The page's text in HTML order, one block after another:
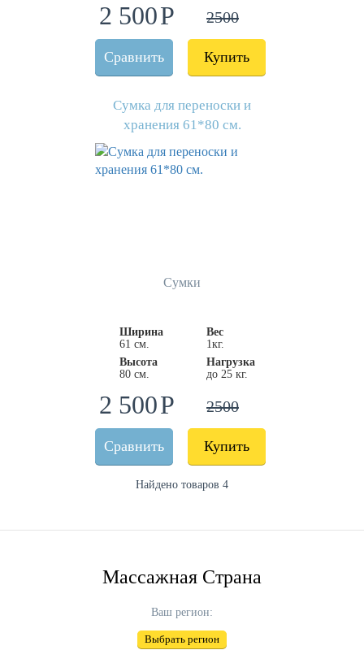
2 500 2500
Сравнить Купить
Сумка для переноски и
хранения 61*80 см.
Сумки
Ширина
61 см.
Вес
1кг.
Высота
80 см.
Нагрузка
до 25 кг.
2 500 2500
Сравнить Купить
Найдено товаров 4
Массажная Страна
Ваш регион:
Выбрать регион